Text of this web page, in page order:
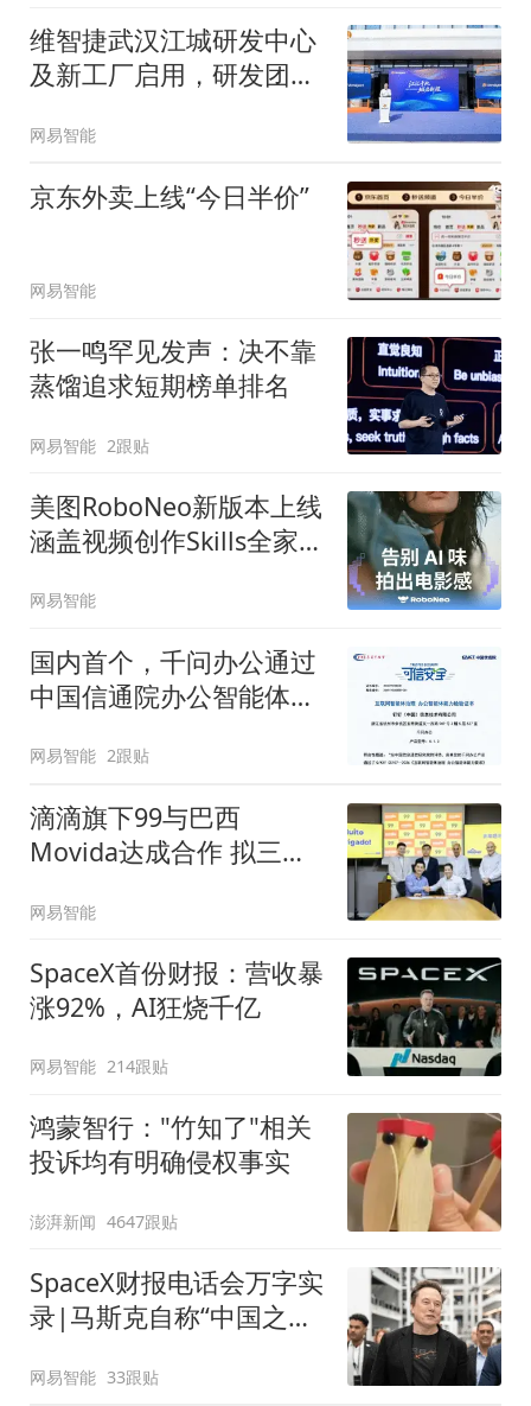
维智捷武汉江城研发中心
及新工厂启用，研发团队
网易智能
京东外卖上线“今日半价”
网易智能
张一鸣罕见发声：决不靠
蒸馏追求短期榜单排名
网易智能 2跟贴
美图RoboNeo新版本上线
涵盖视频创作Skills全家桶
网易智能
国内首个，千问办公通过
中国信通院办公智能体能
网易智能 2跟贴
滴滴旗下99与巴西
Movida达成合作 拟三年
网易智能
SpaceX首份财报：营收暴
涨92%，AI狂烧千亿
网易智能 214跟贴
鸿蒙智行："竹知了"相关
投诉均有明确侵权事实
澎湃新闻 4647跟贴
SpaceX财报电话会万字实
录|马斯克自称“中国之外
蓝图
网易智能 33跟贴